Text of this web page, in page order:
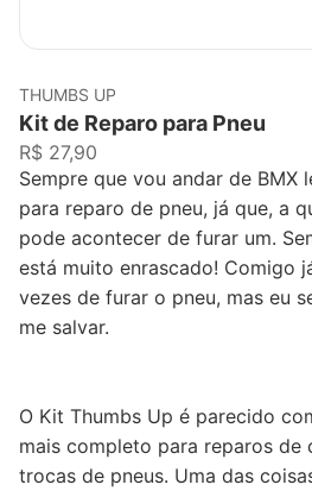
THUMBS UP
Kit de Reparo para Pneu
R$ 27,90
Sempre que vou andar de BMX
para reparo de pneu, já que, a
pode acontecer de furar um.
está muito enrascado! Comigo
vezes de furar o pneu, mas eu
me salvar.
O Kit Thumbs Up é parecido
mais completo para reparos de
trocas de pneus. Uma das